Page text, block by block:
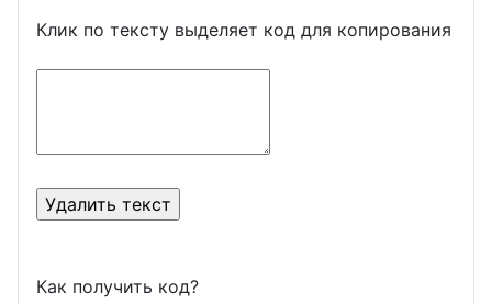
Клик по тексту выделяет код для копирования
Как получить код?